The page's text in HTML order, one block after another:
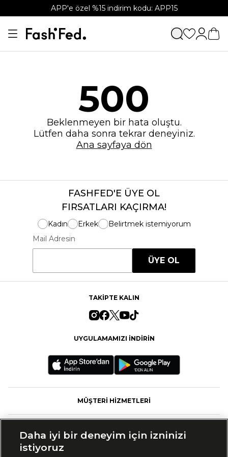
APP'e özel %15 indirim kodu: APP15
500
Beklenmeyen bir hata oluştu.
Lütfen daha sonra tekrar deneyiniz.
Ana sayfaya dön
FASHFED'E ÜYE OL
FIRSATLARI KAÇIRMA!
Kadın Erkek
Belirtmek istemiyorum
Mail Adresin
ÜYE OL
TAKİPTE KALIN
UYGULAMAMIZI İNDİRİN
MÜŞTERİ HİZMETLERİ
Daha iyi bir deneyim için izninizi
istiyoruz